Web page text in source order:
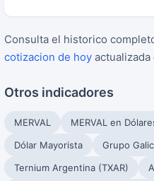
Consulta el historico
cotizacion de hoy
Otros indicadores
MERVAL MERVAL en
Dólar Mayorista
Grupo
Ternium Argentina (TXAR)